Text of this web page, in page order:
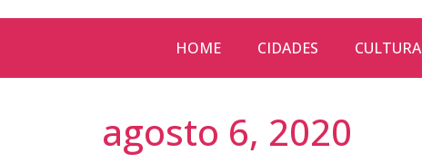
HOME CIDADES CULTURA
agosto 6, 2020